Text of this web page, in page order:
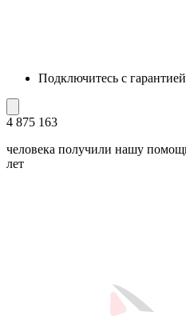
Подключитесь с
4 875 163
человека получили нашу
лет